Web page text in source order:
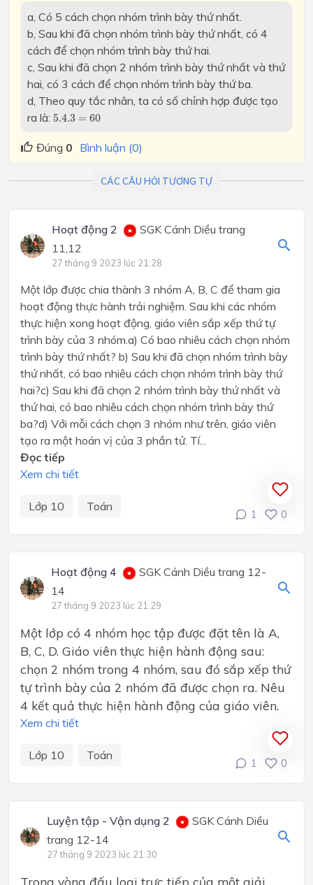
a, Có 5 cách chọn nhóm trình bày thứ nhất.
b, Sau khi đã chọn nhóm trình bày thứ nhất, có 4
cách để chọn nhóm trình bày thứ hai.
c, Sau khi đã chọn 2 nhóm trình bày thứ nhất và thứ
hai, có 3 cách để chọn nhóm trình bày thứ ba.
d, Theo quy tắc nhân, ta có số chỉnh hợp được tạo
ra là: 5.4.3 = 60
5.4.3 60
Đúng 0 Bình luận (0)
CÁC CÂU HỎI TƯƠNG TỰ
Hoạt động 2
SGK Cánh Diều trang
11,12
27 tháng 9 2023 lúc 21:28
Một lớp được chia thành 3 nhóm A, B, C để tham gia
hoạt động thực hành trải nghiệm. Sau khi các nhóm
thực hiện xong hoạt động, giáo viên sắp xếp thứ tự
trình bày của 3 nhóm.a) Có bao nhiêu cách chọn nhóm
trình bày thứ nhất? b) Sau khi đã chọn nhóm trình bày
thứ nhất, có bao nhiêu cách chọn nhóm trình bày thứ
hai?c) Sau khi đã chọn 2 nhóm trình bày thứ nhất và
thứ hai, có bao nhiêu cách chọn nhóm trình bày thứ
ba?d) Với mỗi cách chọn 3 nhóm như trên, giáo viên
tạo ra một hoán vị của 3 phần tử. Tí...
Đọc tiếp
Xem chi tiết
Lớp 10 Toán
1 0
Hoạt động 4
SGK Cánh Diều trang 12-
14
27 tháng 9 2023 lúc 21:29
Một lớp có 4 nhóm học tập được đặt tên là A,
B, C, D. Giáo viên thực hiện hành động sau:
chọn 2 nhóm trong 4 nhóm, sau đó sắp xếp thứ
tự trình bày của 2 nhóm đã được chọn ra. Nêu
4 kết quả thực hiện hành động của giáo viên.
Xem chi tiết
Lớp 10 Toán
1 0
Luyện tập - Vận dụng 2
SGK Cánh Diều
trang 12-14
27 tháng 9 2023 lúc 21:30
Trong vòng đấu loại trực tiếp của một giải